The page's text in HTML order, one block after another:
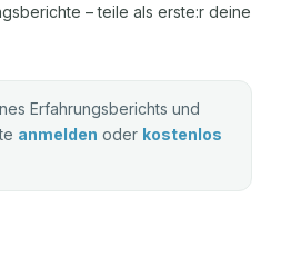
– teile als erste:r deine
Erfahrungsberichts und
anmelden oder kostenlos